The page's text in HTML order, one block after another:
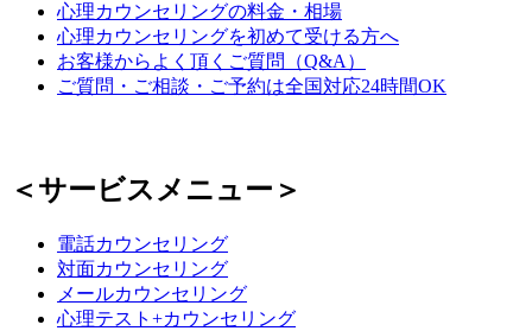
心理カウンセリングの料金・相場
心理カウンセリングを初めて受ける方へ
お客様からよく頂くご質問（Q&A）
ご質問・ご相談・ご予約は全国対応24時間OK
＜サービスメニュー＞
電話カウンセリング
対面カウンセリング
メールカウンセリング
心理テスト+カウンセリング